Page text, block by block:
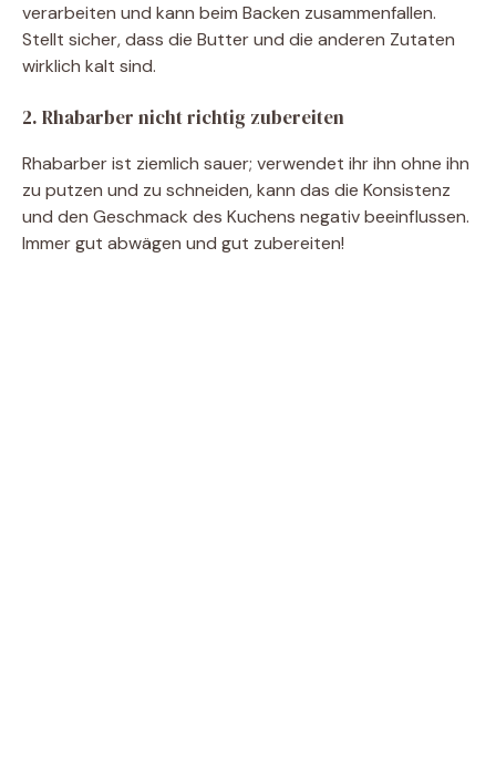
verarbeiten und kann beim Backen zusammenfallen.
Stellt sicher, dass die Butter und die anderen Zutaten
wirklich kalt sind.
2. Rhabarber nicht richtig zubereiten
Rhabarber ist ziemlich sauer; verwendet ihr ihn ohne ihn
zu putzen und zu schneiden, kann das die Konsistenz
und den Geschmack des Kuchens negativ beeinflussen.
Immer gut abwägen und gut zubereiten!